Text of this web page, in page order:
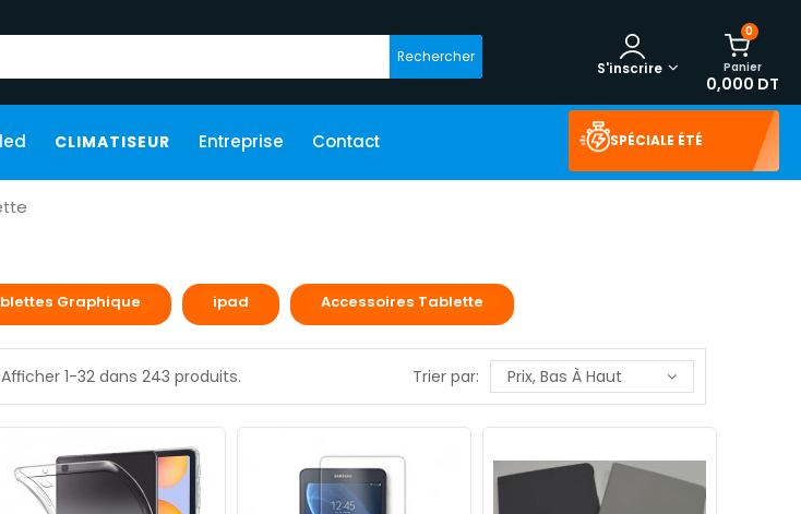
Rechercher
0
Panier
0,000 DT
S'inscrire
CLIMATISEUR Entreprise Contact SPÉCIALE ÉTÉ
Graphique ipad Accessoires Tablette
Afficher 1-32 dans 243 produits. Trier par: Prix, Bas À Haut